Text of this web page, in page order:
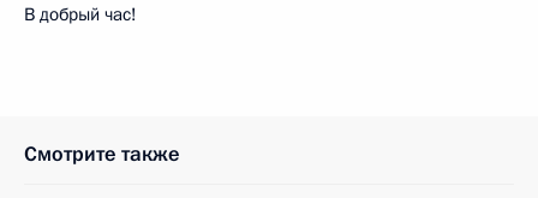
В добрый час!
Смотрите также